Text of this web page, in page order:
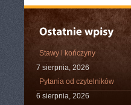
Stawy i kończyny
7 sierpnia, 2026
Pytania od czytelników
6 sierpnia, 2026